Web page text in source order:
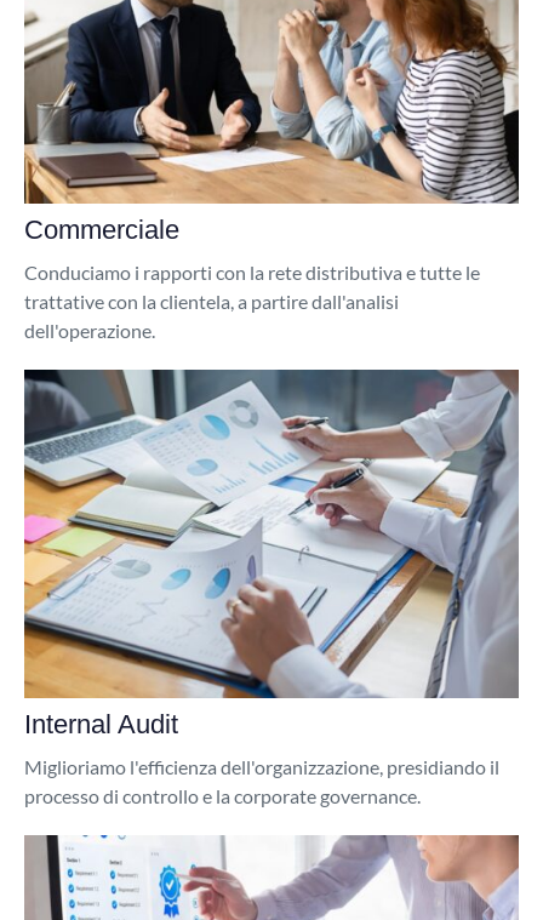
Commerciale
Conduciamo i rapporti con la rete distributiva e tutte le
trattative con la clientela, a partire dall'analisi
dell'operazione.
Internal Audit
Miglioriamo l'efficienza dell'organizzazione, presidiando il
processo di controllo e la corporate governance.